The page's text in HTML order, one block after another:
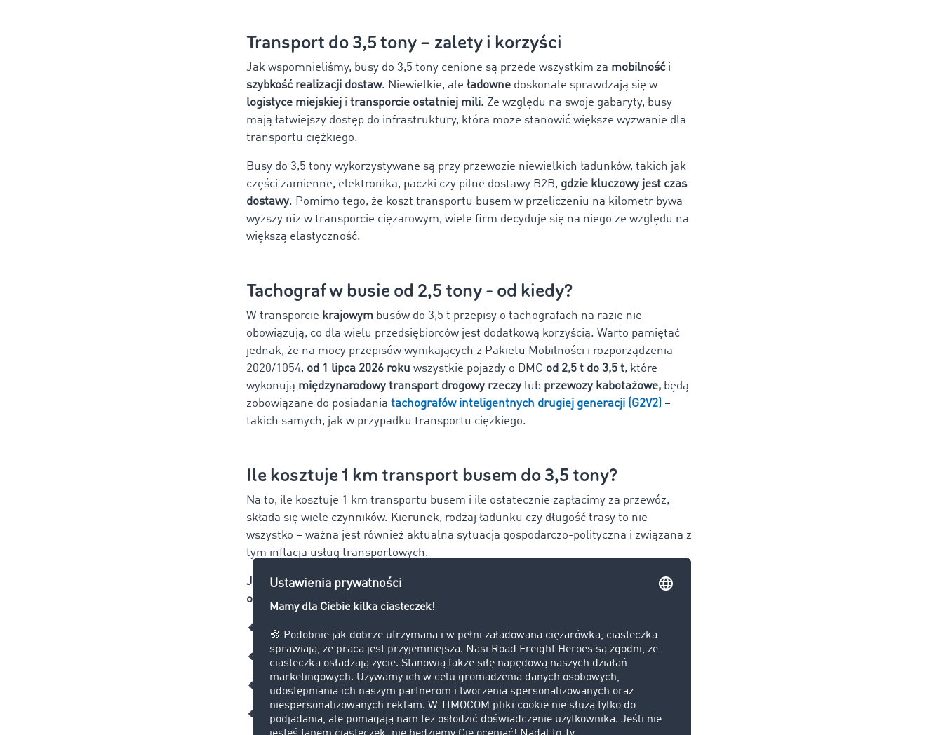
Transport do 3,5 tony – zalety i korzyści
Jak wspomnieliśmy, busy do 3,5 tony cenione są przede wszystkim za mobilnośći
szybkość realizacji dostaw. Niewielkie, ale ładowne doskonale sprawdzają się w
logistyce miejskiej i transporcie ostatniej mili. Ze względu na swoje gabaryty, busy
mają łatwiejszy dostęp do infrastruktury, która może stanowić większe wyzwanie dla
transportu ciężkiego.
Busy do 3,5 tony wykorzystywane są przy przewozie niewielkich ładunków, takich jak
części zamienne, elektronika, paczki czy pilne dostawy B2B, gdzie kluczowy jest czas
dostawy. Pomimo tego, że koszt transportu busem w przeliczeniu na kilometr bywa
wyższy niż w transporcie ciężarowym, wiele firm decyduje się na niego ze względu na
większą elastyczność.
Tachograf w busie od 2,5 tony - od kiedy?
W transporcie krajowym busów do 3,5 t przepisy o tachografach na razie nie
obowiązują, co dla wielu przedsiębiorców jest dodatkową korzyścią. Warto pamiętać
jednak, że na mocy przepisów wynikających z Pakietu Mobilności i rozporządzenia
2020/1054, od 1 lipca 2026 roku wszystkie pojazdy o DMC od 2,5 t do 3,5 t, które
wykonują międzynarodowy transport drogowy rzeczy lub przewozy kabotażowe, będą
zobowiązane do posiadania tachografów inteligentnych drugiej generacji (G2V2) –
takich samych, jak w przypadku transportu ciężkiego.
Ile kosztuje 1 km transport busem do 3,5 tony?
Na to, ile kosztuje 1 km transportu busem i ile ostatecznie zapłacimy za przewóz,
składa się wiele czynników. Kierunek, rodzaj ładunku czy długość trasy to nie
wszystko – ważna jest również aktualna sytuacja gospodarczo-polityczna i związana z
tym inflacja usług transportowych.
Jeśli chodzi o transport krajowy busem do 3,5 tony, według danych buskup.pl,
orientacyjne stawki w 2025 roku przedstawiają się następująco:
🔸Transport lokalny (do 100 km): 200–400 zł za kurs,
🔸Transport krajowy (100–400 km): 2,80–4,00 zł/km,
🔸Transport międzynarodowy:0,60–0,75 €/km,
🔸Transport ekspresowy:+20–30% standardowej stawki,